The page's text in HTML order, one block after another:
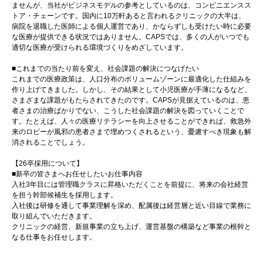
ませんが、当社がビジネスモデルの参考としているのは、コンビニエンスス
トア・チェーンです。国内に10万軒あると言われるクリニックの大半は、
病院を退職した医師による個人運営であり、かならずしも受けたい時に必要
な医療が提供できる状況ではありません。CAPSでは、多くの人がいつでも
適切な医療が受けられる環境づくりをめざしています。
■これまでの当たり前を変え、社会課題の解決につなげたい
これまでの医療政策は、人口分布のボリュームゾーンに最適化した仕組みを
作り上げてきました。しかし、その結果として小児医療が手薄になるなど、
さまざまな課題がもたらされてきたのです。CAPSが見据えているのは、患
者さまの治療ばかりでない、こうした社会課題の解決を図っていくことで
す。たとえば、人々の医療リテラシーを向上させることができれば、救急外
来のロビーが風邪の患者さまで埋めつくされるという、憂慮すべき現象も解
消されることでしょう。
【26卒採用について】
■新卒の皆さまへお任せしたいお仕事内容
入社3年目には管理職クラスに昇格いただくことを前提に、将来の会社経営
を担う幹部候補生を採用します。
入社後は研修を通して事業理解を深め、配属後は経営層と近い目線で業務に
取り組んでいただきます。
クリニックの経営、新規事業の立ち上げ、運営基盤の構築など事業の根幹と
なる仕事をお任せします。